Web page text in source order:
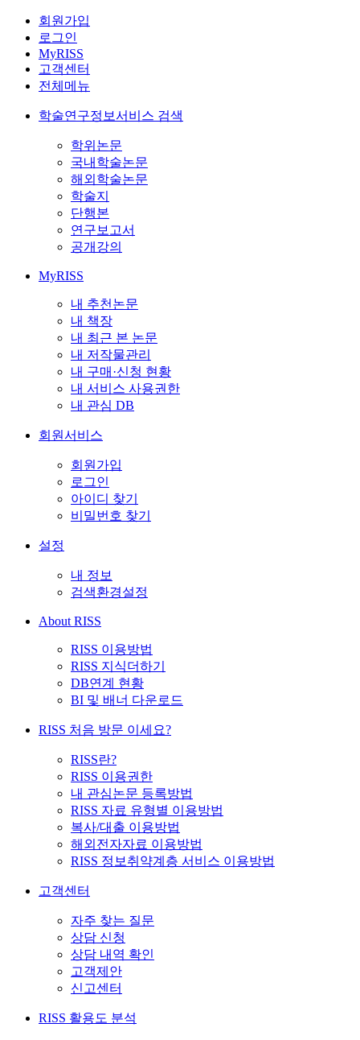
회원가입
로그인
MyRISS
고객센터
전체메뉴
학술연구정보서비스 검색
학위논문
국내학술논문
해외학술논문
학술지
단행본
연구보고서
공개강의
MyRISS
내 추천논문
내 책장
내 최근 본 논문
내 저작물관리
내 구매·신청 현황
내 서비스 사용권한
내 관심 DB
회원서비스
회원가입
로그인
아이디 찾기
비밀번호 찾기
설정
내 정보
검색환경설정
About RISS
RISS 이용방법
RISS 지식더하기
DB연계 현황
BI 및 배너 다운로드
RISS 처음 방문 이세요?
RISS란?
RISS 이용권한
내 관심논문 등록방법
RISS 자료 유형별 이용방법
복사/대출 이용방법
해외전자자료 이용방법
RISS 정보취약계층 서비스 이용방법
고객센터
자주 찾는 질문
상담 신청
상담 내역 확인
고객제안
신고센터
RISS 활용도 분석